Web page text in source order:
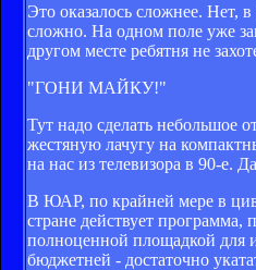
Это оказалось сложнее. Нет,
сложно. На одном поле уже
другом месте ребятня не
"ГОНИ МАЙКУ!"
Тут надо сделать небольшое
жестяную лачугу на
на нас из телевизора в 90-е.
В ЮАР, по крайней мере в
стране действует
полноценной площадкой для
бюджетней - достаточно